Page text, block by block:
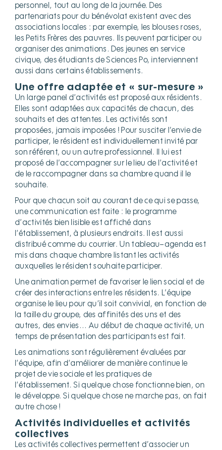
personnel, tout au long de la journée. Des
partenariats pour du bénévolat existent avec des
associations locales : par exemple, les blouses roses,
les Petits Frères des pauvres. Ils peuvent participer ou
organiser des animations. Des jeunes en service
civique, des étudiants de Sciences Po, interviennent
aussi dans certains établissements.
Une offre adaptée et « sur-mesure »
Un large panel d’activités est proposé aux résidents.
Elles sont adaptées aux capacités de chacun, des
souhaits et des attentes. Les activités sont
proposées, jamais imposées ! Pour susciter l’envie de
participer, le résident est individuellement invité par
son référent, ou un autre professionnel. Il lui est
proposé de l’accompagner sur le lieu de l’activité et
de le raccompagner dans sa chambre quand il le
souhaite.
Pour que chacun soit au courant de ce qui se passe,
une communication est faite : le programme
d’activités bien lisible est affiché dans
l’établissement, à plusieurs endroits. Il est aussi
distribué comme du courrier. Un tableau–agenda est
mis dans chaque chambre listant les activités
auxquelles le résident souhaite participer.
Une animation permet de favoriser le lien social et de
créer des interactions entre les résidents. L’équipe
organise le lieu pour qu’il soit convivial, en fonction de
la taille du groupe, des affinités des uns et des
autres, des envies... Au début de chaque activité, un
temps de présentation des participants est fait.
Les animations sont régulièrement évaluées par
l’équipe, afin d’améliorer de manière continue le
projet de vie sociale et les pratiques de
l’établissement. Si quelque chose fonctionne bien, on
le développe. Si quelque chose ne marche pas, on fait
autre chose !
Activités individuelles et activités
collectives
Les activités collectives permettent d’associer un